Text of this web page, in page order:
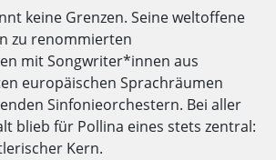
keine Grenzen. Seine weltoffene
zu renommierten
mit Songwriter*innen aus
europäischen Sprachräumen
Sinfonieorchestern. Bei aller
blieb für Pollina eines stets zentral:
Kern.